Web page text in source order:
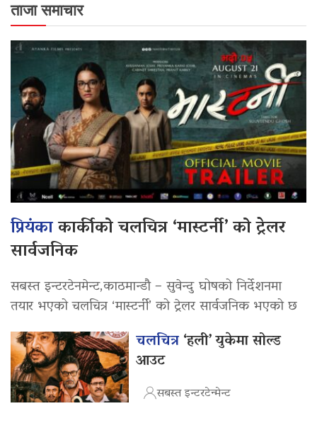
ताजा समाचार
प्रियंकाकार्कीको चलचित्र ‘मास्टर्नी’ को ट्रेलर
सार्वजनिक
सबस्त इन्टरटेनमेन्ट,काठमान्डौ – सुवेन्दु घोषको निर्देशनमा
तयार भएको चलचित्र ‘मास्टर्नी’ को ट्रेलर सार्वजनिक भएको छ
चलचित्र‘हली’ युकेमा सोल्ड
आउट
सबस्त इन्टरटेन्मेन्ट